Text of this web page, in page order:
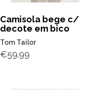
Camisola bege c/
decote em bico
Tom Tailor
€59.99